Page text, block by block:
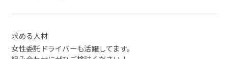
求める人材
女性委託ドライバーも活躍してます。